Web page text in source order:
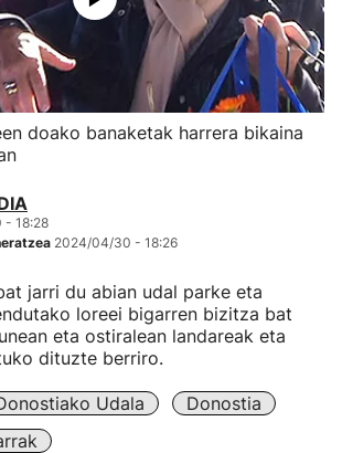
doako banaketak harrera bikaina
18:28
2024/04/30 - 18:26
jarri du abian udal parke eta
loreei bigarren bizitza bat
eta ostiralean landareak eta
dituzte berriro.
Udala
Donostia